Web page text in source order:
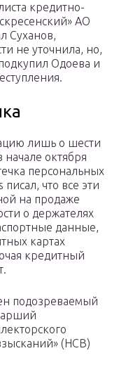
кредитно-
АО
Суханов,
не уточнила, но,
Одоева и
лишь о шести
начале октября
персональных
что все эти
на продаже
о держателях
данные,
картах
кредитный
подозреваемый
(НСВ)